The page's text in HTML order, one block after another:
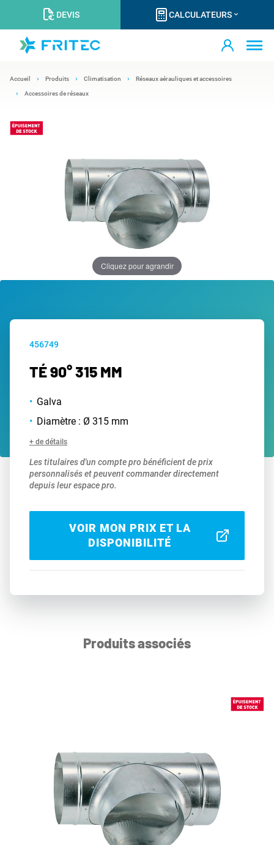
DEVIS CALCULATEURS
Accueil Produits Climatisation Réseaux aérauliques et accessoires
Accessoires de réseaux
Cliquez pour agrandir
456749
TÉ 90° 315 MM
Galva
Diamètre : Ø 315 mm
+ de détails
Les titulaires d'un compte pro bénéficient de prix
personnalisés et peuvent commander directement
depuis leur espace pro.
VOIR MON PRIX ET LA
DISPONIBILITÉ
Produits associés